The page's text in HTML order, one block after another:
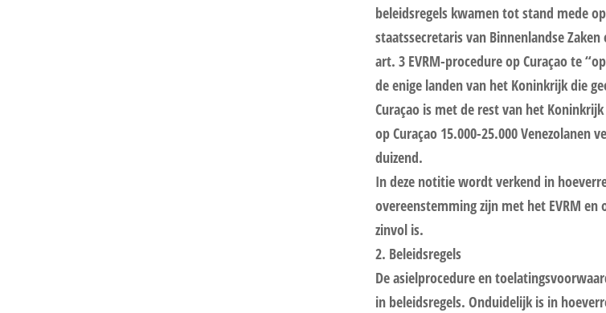
beleidsregels kwamen tot stand mede
staatssecretaris van Binnenlandse
art. 3 EVRM-procedure op Curaçao te
de enige landen van het Koninkrijk die
Curaçao is met de rest van het
op Curaçao 15.000-25.000 Venezolanen
duizend.
In deze notitie wordt verkend in
overeenstemming zijn met het EVRM
zinvol is.
2. Beleidsregels
De asielprocedure en
in beleidsregels. Onduidelijk is in